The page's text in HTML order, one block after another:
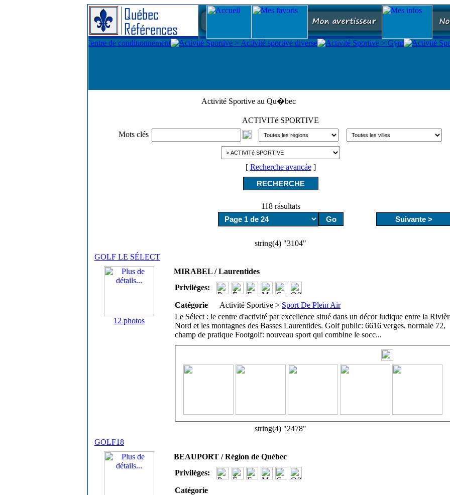
Activité Sportive au Qu�bec
ACTIVITé SPORTIVE
Mots clés
[ Recherche avancáe]
118 rásultats
string(4) "3104"
GOLF LE SÉLECT
12 photos
MIRABEL / Laurentides
Privilèges:
Catégorie Activité Sportive > Sport De Plein Air
Le Sélect : le centre d'activité par excellence situé dans un décor ludique entre la
Nord et les montagnes des Basses Laurentides. Golf public: 6616 verges, normale 72,
champ de pratique Footgolf: nouveau sport qui combine le socc...
string(4) "2478"
GOLF18
BEAUPORT / Région de Québec
Privilèges:
Catégorie